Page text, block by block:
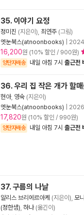
35. 이야기 요정
정미진 (지은이), 최연주 (그림)
엣눈북스(atnoonbooks)
16,200원 (10% 할인 / 900원)
양탄자배송 내일 아침 7시 출근전
36. 우리 집 작은 개가 할
현아, 영숙 (지은이)
엣눈북스(atnoonbooks)
17,820원 (10% 할인 / 990원)
양탄자배송 내일 아침 7시 출근전
37. 구름의 나날
알리스 브리에르아케 (지은이), 모
(정한샘) 하나(옮긴이)